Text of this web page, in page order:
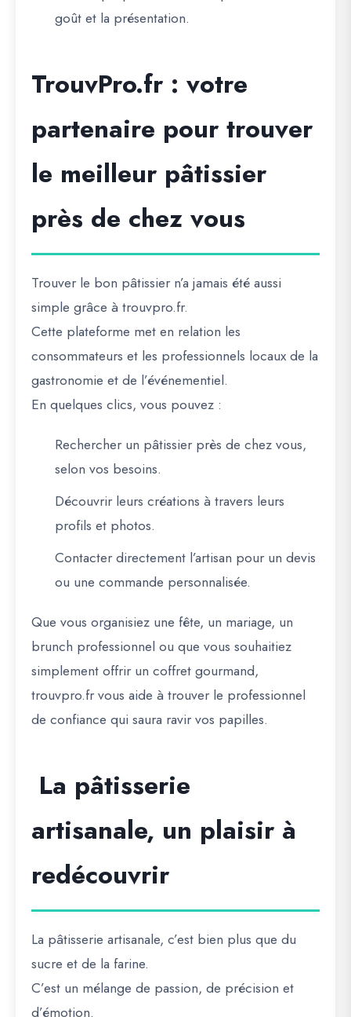
goût et la présentation.
TrouvPro.fr : votre
partenaire pour trouver
le meilleur pâtissier
près de chez vous
Trouver le bon pâtissier n’a jamais été aussi
simple grâce à trouvpro.fr.
Cette plateforme met en relation les
consommateurs et les professionnels locaux de la
gastronomie et de l’événementiel.
En quelques clics, vous pouvez :
Rechercher un pâtissier près de chez vous,
selon vos besoins.
Découvrir leurs créations à travers leurs
profils et photos.
Contacter directement l’artisan pour un devis
ou une commande personnalisée.
Que vous organisiez une fête, un mariage, un
brunch professionnel ou que vous souhaitiez
simplement offrir un coffret gourmand,
trouvpro.frvous aide à trouver le professionnel
de confiance qui saura ravir vos papilles.
La pâtisserie
artisanale, un plaisir à
redécouvrir
La pâtisserie artisanale, c’est bien plus que du
sucre et de la farine.
C’est un mélange de passion, de précision et
d’émotion.